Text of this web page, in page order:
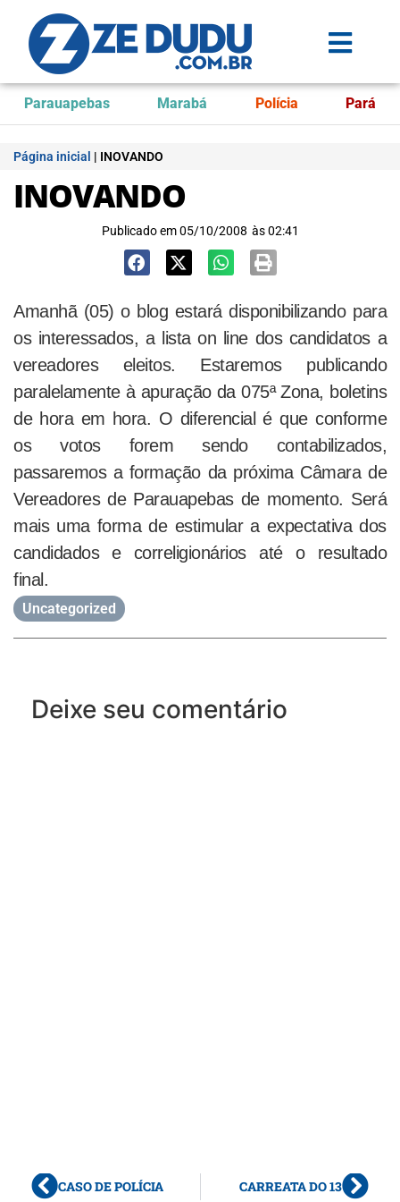
Parauapebas Marabá Polícia Pará
Página inicial | INOVANDO
INOVANDO
Publicado em 05/10/2008 às 02:41
Amanhã (05) o blog estará disponibilizando para
os interessados, a lista on line dos candidatos a
vereadores eleitos. Estaremos publicando
paralelamente à apuração da 075ª Zona, boletins
de hora em hora. O diferencial é que conforme
os votos forem sendo contabilizados,
passaremos a formação da próxima Câmara de
Vereadores de Parauapebas de momento. Será
mais uma forma de estimular a expectativa dos
candidados e correligionários até o resultado
final.
Uncategorized
Deixe seu comentário
CASO DE POLÍCIA CARREATA DO 13